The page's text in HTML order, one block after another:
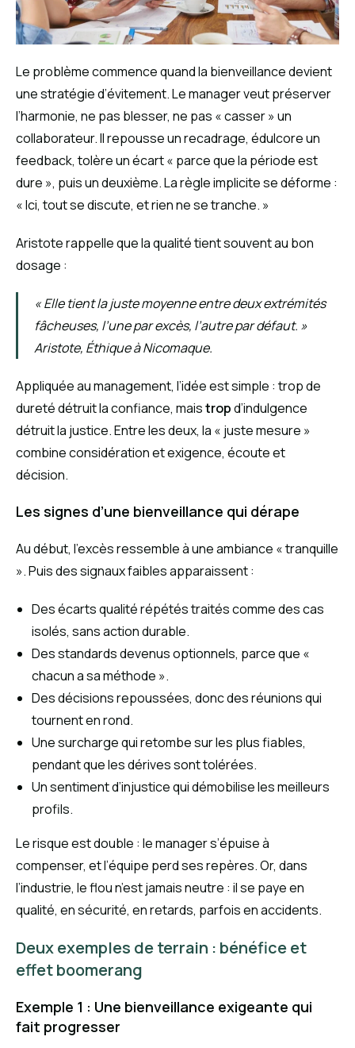
Le problème commence quand la bienveillance devient
une stratégie d’évitement. Le manager veut préserver
l’harmonie, ne pas blesser, ne pas « casser » un
collaborateur. Il repousse un recadrage, édulcore un
feedback, tolère un écart « parce que la période est
dure », puis un deuxième. La règle implicite se déforme :
« Ici, tout se discute, et rien ne se tranche. »
Aristote rappelle que la qualité tient souvent au bon
dosage :
« Elle tient la juste moyenne entre deux extrémités
fâcheuses, l’une par excès, l’autre par défaut. »
Aristote, Éthique à Nicomaque.
Appliquée au management, l’idée est simple : trop de
dureté détruit la confiance, maistropd’indulgence
détruit la justice. Entre les deux, la « juste mesure »
combine considération et exigence, écoute et
décision.
Les signes d’une bienveillance qui dérape
Au début, l’excès ressemble à une ambiance « tranquille
». Puis des signaux faibles apparaissent :
Des écarts qualité répétés traités comme des cas
isolés, sans action durable.
Des standards devenus optionnels, parce que «
chacun a sa méthode ».
Des décisions repoussées, donc des réunions qui
tournent en rond.
Une surcharge qui retombe sur les plus fiables,
pendant que les dérives sont tolérées.
Un sentiment d’injustice qui démobilise les meilleurs
profils.
Le risque est double : le manager s’épuise à
compenser, et l’équipe perd ses repères. Or, dans
l’industrie, le flou n’est jamais neutre : il se paye en
qualité, en sécurité, en retards, parfois en accidents.
Deux exemples de terrain : bénéfice et
effet boomerang
Exemple 1 : Une bienveillance exigeante qui
fait progresser